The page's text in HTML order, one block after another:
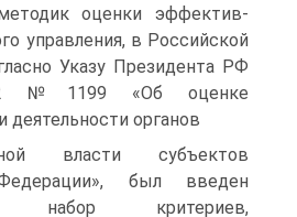
оценки эффектив­
управления, в Российской
Указу Прези­дента РФ
№1199 «Об оценке
органов
власти субъектов
был введен
набор критериев,